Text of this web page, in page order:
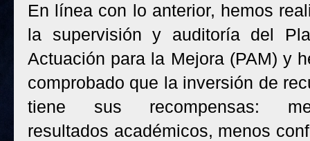
En línea con lo anterior, hemos
la supervisión y auditoría del
Actuación para la Mejora (PAM) y
comprobado que la inversión de
tiene sus recompensas:
resultados académicos, menos